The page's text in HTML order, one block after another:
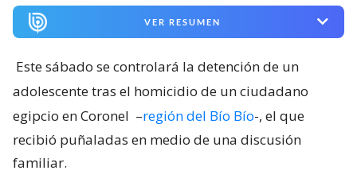
VER RESUMEN
Este sábado se controlará la detención de un
adolescente tras el homicidio de un ciudadano
egipcio en Coronel –región del Bío Bío-, el que
recibió puñaladas en medio de una discusión
familiar.